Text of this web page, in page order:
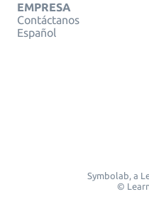
EMPRESA
Contáctanos
Español
Symbolab, a
©